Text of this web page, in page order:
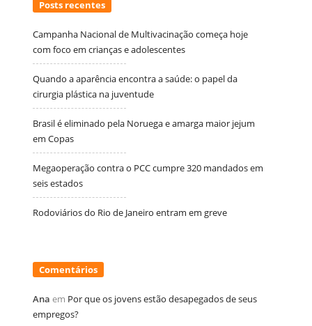
Posts recentes
Campanha Nacional de Multivacinação começa hoje
com foco em crianças e adolescentes
Quando a aparência encontra a saúde: o papel da
cirurgia plástica na juventude
Brasil é eliminado pela Noruega e amarga maior jejum
em Copas
Megaoperação contra o PCC cumpre 320 mandados em
seis estados
Rodoviários do Rio de Janeiro entram em greve
Comentários
Ana em Por que os jovens estão desapegados de seus
empregos?